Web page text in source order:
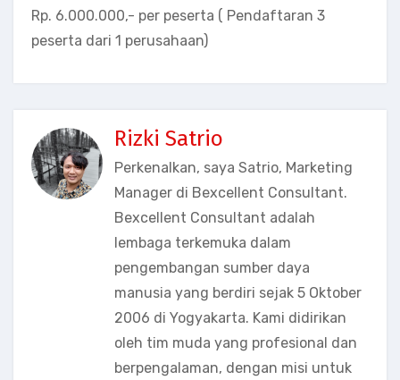
Rp. 6.000.000,- per peserta ( Pendaftaran 3
peserta dari 1 perusahaan)
Rizki Satrio
Perkenalkan, saya Satrio, Marketing
Manager di Bexcellent Consultant.
Bexcellent Consultant adalah
lembaga terkemuka dalam
pengembangan sumber daya
manusia yang berdiri sejak 5 Oktober
2006 di Yogyakarta. Kami didirikan
oleh tim muda yang profesional dan
berpengalaman, dengan misi untuk